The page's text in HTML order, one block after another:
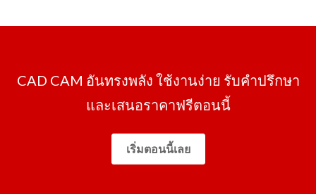
CAD CAM อันทรงพลัง ใช้งานง่าย รับคำปรึกษา
และเสนอราคาฟรีตอนนี้
เริ่มตอนนี้เลย